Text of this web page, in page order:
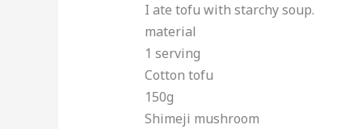
I ate tofu with starchy soup.
material
1 serving
Cotton tofu
150g
Shimeji mushroom